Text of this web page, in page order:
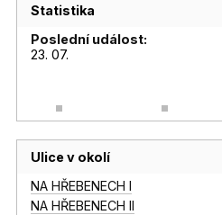
Statistika
Poslední událost:
23. 07.
Ulice v okolí
NA HŘEBENECH I
NA HŘEBENECH II